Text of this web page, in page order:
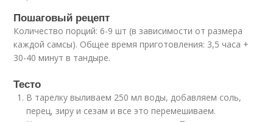
Пошаговый рецепт
Количество порций: 6-9 шт (в зависимости от размера
каждой самсы). Общее время приготовления: 3,5 часа +
30-40 минут в тандыре.
Тесто
В тарелку выливаем 250 мл воды, добавляем соль,
перец, зиру и сезам и все это перемешиваем.